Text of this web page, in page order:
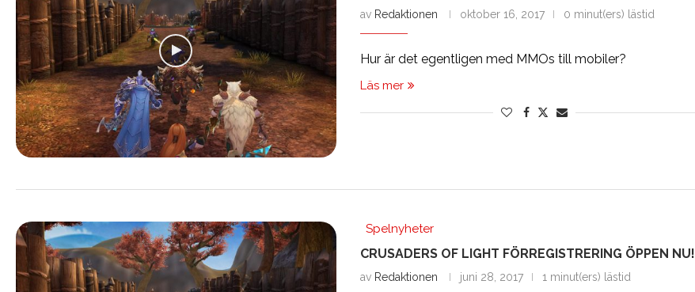
av Redaktionen oktober 16, 2017 0 minut(ers) lästid
Hur är det egentligen med MMOs till mobiler?
Läs mer
Spelnyheter
CRUSADERS OF LIGHT FÖRREGISTRERING ÖPPEN NU!
av Redaktionen juni 28, 2017 1 minut(ers) lästid